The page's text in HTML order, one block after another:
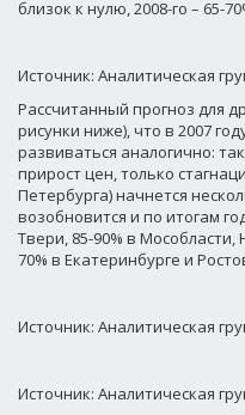
близок к нулю, 2008-го – 65-
Источник: Аналитическая
Рассчитанный прогноз для
рисунки ниже), что в 2007
развиваться аналогично:
прирост цен, только
Петербурга) начнется
возобновится и по итогам
Твери, 85-90% в
70% в Екатеринбурге и
Источник: Аналитическая
Источник: Аналитическая